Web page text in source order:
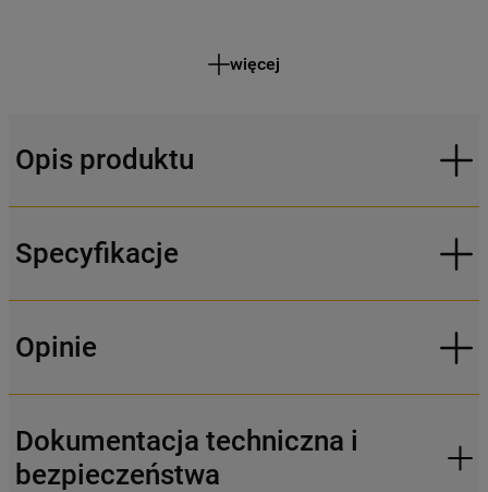
więcej
Opis produktu
Specyfikacje
Opinie
Dokumentacja techniczna i
bezpieczeństwa